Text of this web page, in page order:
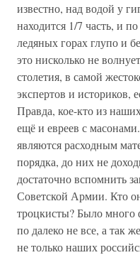
известно, над водой у
находится 1/7 часть, и
ледяных горах глупо и
это нисколько не
столетия, в самой
экспертов и историков,
Правда, кое-кто из
ещё и евреев с
являются расходным
порядка, до них не
достаточно вспомнить
Советской Армии. Кто
троцкисты? Было много
по далеко не все, а так
не только наших